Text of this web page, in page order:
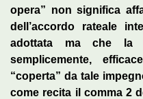
opera” non significa
dell’accordo rateale
adottata ma che la
semplicemente,
“coperta” da tale
come recita il comma 2